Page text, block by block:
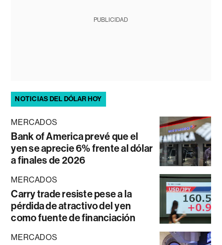
PUBLICIDAD
NOTICIAS DEL DÓLAR HOY
MERCADOS
Bank of America prevé que el
yen se aprecie 6% frente al dólar
a finales de 2026
MERCADOS
Carry trade resiste pese a la
pérdida de atractivo del yen
como fuente de financiación
MERCADOS